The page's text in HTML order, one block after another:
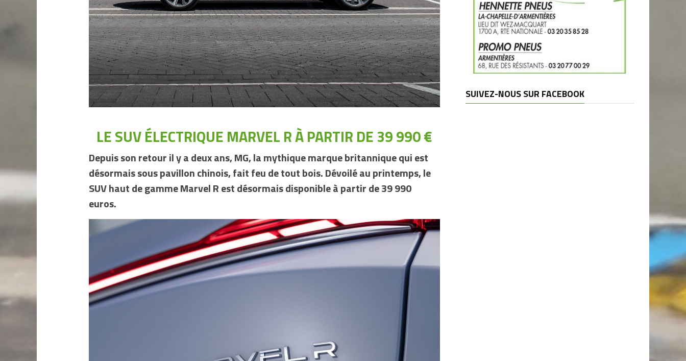
LE SUV ÉLECTRIQUE MARVEL R À PARTIR DE 39 990 €
Depuis son retour il y a deux ans, MG, la mythique marque britannique qui est
désormais sous pavillon chinois, fait feu de tout bois. Dévoilé au printemps, le
SUV haut de gamme Marvel R est désormais disponible à partir de 39 990
euros.
SUIVEZ-NOUS SUR FACEBOOK